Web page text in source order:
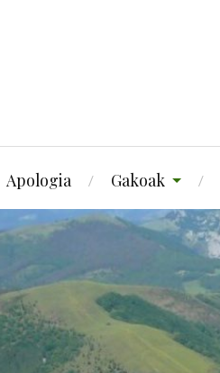
Apologia Gakoak